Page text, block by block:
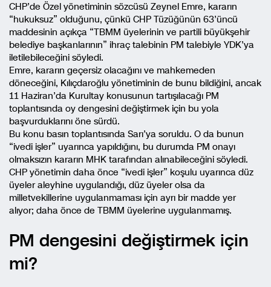
CHP’de Özel yönetiminin sözcüsü Zeynel Emre, kararın
“hukuksuz” olduğunu, çünkü CHP Tüzüğünün 63’üncü
maddesinin açıkça “TBMM üyelerinin ve partili büyükşehir
belediye başkanlarının” ihraç talebinin PM talebiyle YDK’ya
iletilebileceğini söyledi.
Emre, kararın geçersiz olacağını ve mahkemeden
döneceğini, Kılıçdaroğlu yönetiminin de bunu bildiğini, ancak
11 Haziran’da Kurultay konusunun tartışılacağı PM
toplantısında oy dengesini değiştirmek için bu yola
başvurduklarını öne sürdü.
Bu konu basın toplantısında Sarı’ya soruldu. O da bunun
“ivedi işler” uyarınca yapıldığını, bu durumda PM onayı
olmaksızın kararın MHK tarafından alınabileceğini söyledi.
CHP yönetimin daha önce “ivedi işler” koşulu uyarınca düz
üyeler aleyhine uygulandığı, düz üyeler olsa da
milletvekillerine uygulanmaması için ayrı bir madde yer
alıyor; daha önce de TBMM üyelerine uygulanmamış.
PM dengesini değiştirmek için
mi?